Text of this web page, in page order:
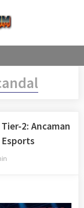
2: Ancaman